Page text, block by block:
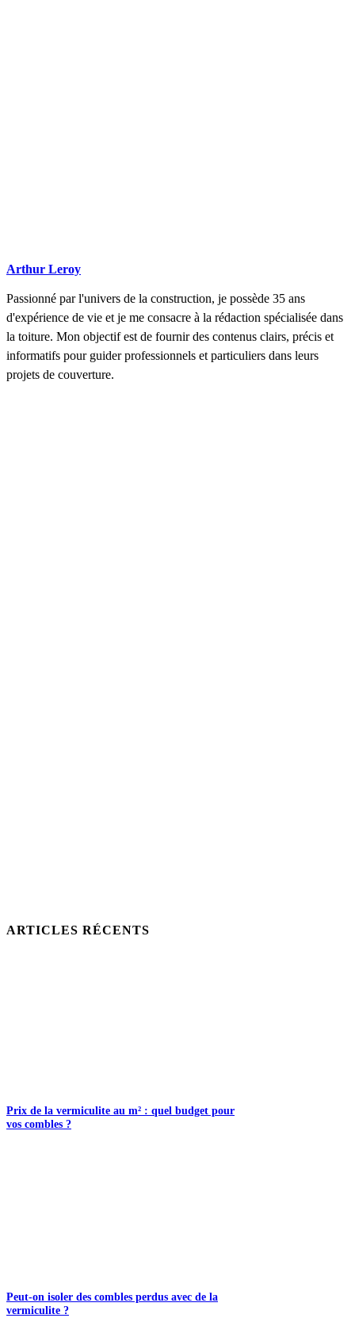
Arthur Leroy
Passionné par l'univers de la construction, je possède 35 ans
d'expérience de vie et je me consacre à la rédaction spécialisée dans
la toiture. Mon objectif est de fournir des contenus clairs, précis et
informatifs pour guider professionnels et particuliers dans leurs
projets de couverture.
ARTICLES RÉCENTS
Prix de la vermiculite au m² : quel budget pour
vos combles ?
Peut-on isoler des combles perdus avec de la
vermiculite ?